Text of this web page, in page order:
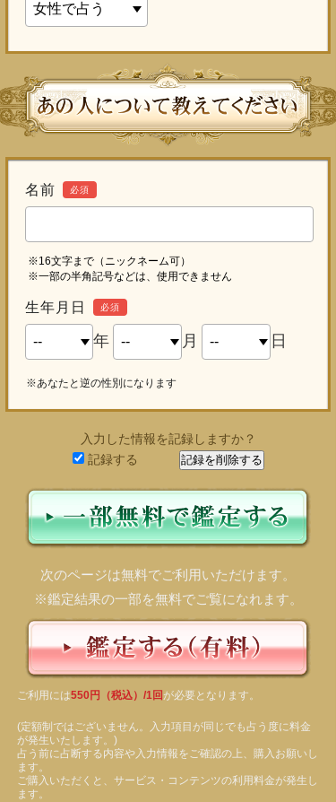
名前 必須
※16文字まで（ニックネーム可）
※一部の半角記号などは、使用できません
生年月日 必須
年 月 日
※あなたと逆の性別になります
入力した情報を記録しますか？
記録する
次のページは無料でご利用いただけます。
※鑑定結果の一部を無料でご覧になれます。
ご利用には550円（税込）/1回が必要となります。
(定額制ではございません。入力項目が同じでも占う度に料金
が発生いたします。)
占う前に占断する内容や入力情報をご確認の上、購入お願いし
ます。
ご購入いただくと、サービス・コンテンツの利用料金が発生し
ます。